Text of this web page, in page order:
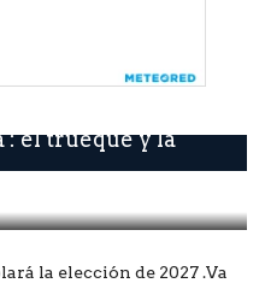
: él trueque y la
la elección de 2027 .Va